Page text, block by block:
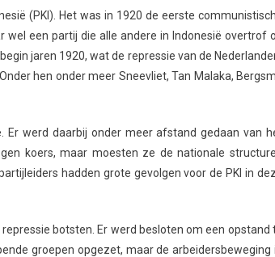
(PKI). Het was in 1920 de eerste
een partij die alle andere in Indonesië overtrof
jaren 1920, wat de repressie van de
hen onder meer Sneevliet, Tan Malaka,
Er werd daarbij onder meer afstand gedaan van
koers, maar moesten ze de nationale
hadden grote gevolgen voor de PKI in
botsten. Er werd besloten om een opstand
groepen opgezet, maar de arbeidersbeweging